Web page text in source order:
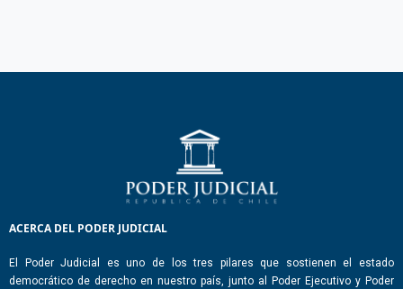
ACERCA DEL PODER JUDICIAL
El Poder Judicial es uno de los tres pilares que sostienen el estado
democrático de derecho en nuestro país, junto al Poder Ejecutivo y Poder